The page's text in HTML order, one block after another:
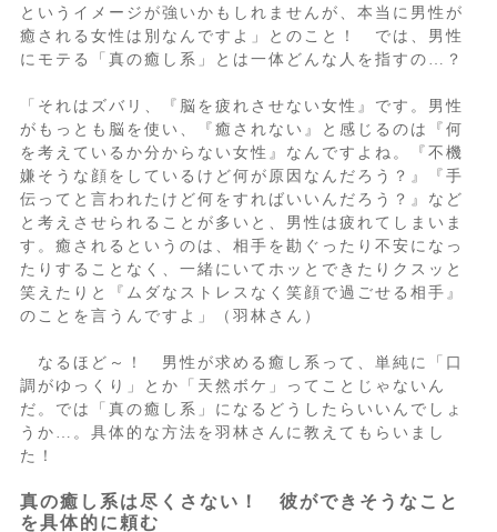
というイメージが強いかもしれませんが、本当に男性が
癒される女性は別なんですよ」とのこと！ では、男性
にモテる「真の癒し系」とは一体どんな人を指すの…？
「それはズバリ、『脳を疲れさせない女性』です。男性
がもっとも脳を使い、『癒されない』と感じるのは『何
を考えているか分からない女性』なんですよね。『不機
嫌そうな顔をしているけど何が原因なんだろう？』『手
伝ってと言われたけど何をすればいいんだろう？』など
と考えさせられることが多いと、男性は疲れてしまいま
す。癒されるというのは、相手を勘ぐったり不安になっ
たりすることなく、一緒にいてホッとできたりクスッと
笑えたりと『ムダなストレスなく笑顔で過ごせる相手』
のことを言うんですよ」（羽林さん）
なるほど～！ 男性が求める癒し系って、単純に「口
調がゆっくり」とか「天然ボケ」ってことじゃないん
だ。では「真の癒し系」になるどうしたらいいんでしょ
うか…。具体的な方法を羽林さんに教えてもらいまし
た！
真の癒し系は尽くさない！ 彼ができそうなこと
を具体的に頼む